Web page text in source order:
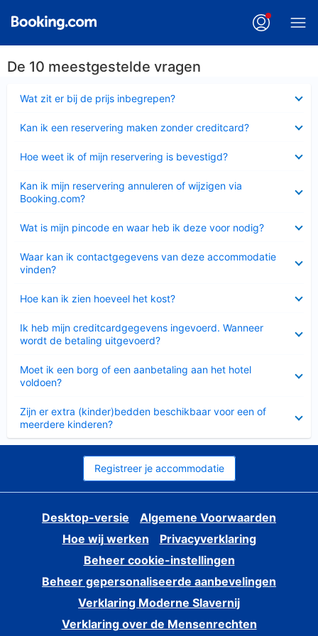
De 10 meestgestelde vragen
Wat zit er bij de prijs inbegrepen?
Kan ik een reservering maken zonder creditcard?
Hoe weet ik of mijn reservering is bevestigd?
Kan ik mijn reservering annuleren of wijzigen via
Booking.com?
Wat is mijn pincode en waar heb ik deze voor nodig?
Waar kan ik contactgegevens van deze accommodatie
vinden?
Hoe kan ik zien hoeveel het kost?
Ik heb mijn creditcardgegevens ingevoerd. Wanneer
wordt de betaling uitgevoerd?
Moet ik een borg of een aanbetaling aan het hotel
voldoen?
Zijn er extra (kinder)bedden beschikbaar voor een of
meerdere kinderen?
Registreer je accommodatie
Desktop-versie
Algemene Voorwaarden
Hoe wij werken
Privacyverklaring
Beheer cookie-instellingen
Beheer gepersonaliseerde aanbevelingen
Verklaring Moderne Slavernij
Verklaring over de Mensenrechten